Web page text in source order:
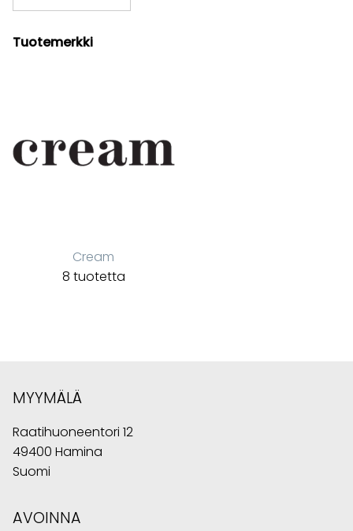
Tuotemerkki
Cream
8 tuotetta
MYYMÄLÄ
Raatihuoneentori 12
49400 Hamina
Suomi
AVOINNA